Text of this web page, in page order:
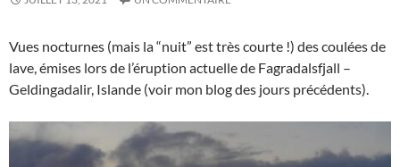
Vues nocturnes (mais la “nuit” est très courte !) des coulées de
lave, émises lors de l’éruption actuelle de Fagradalsfjall –
Geldingadalir, Islande (voir mon blog des jours précédents).